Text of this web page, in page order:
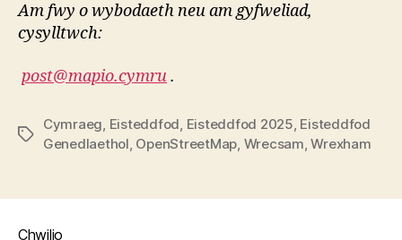
Am fwy o wybodaeth neu am gyfweliad,
cysylltwch:
post@mapio.cymru.
Tagiau
Cymraeg Eisteddfod Eisteddfod 2025 Eisteddfod
Genedlaethol OpenStreetMap Wrecsam ,Wrexham
Chwilio